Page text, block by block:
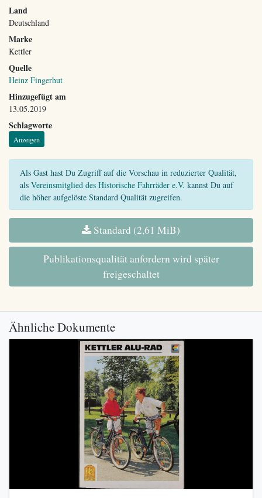
Land
Deutschland
Marke
Kettler
Quelle
Heinz Fingerhut
Hinzugefügt am
13.05.2019
Schlagworte
Anzeigen
Als Gast hast Du Zugriff auf die Vorschau in reduzierter Qualität,
als Vereinsmitglied des Historische Fahrräder e.V. kannst Du auf
die höher aufgelöste Standard Qualität zugreifen.
Standard (2,61 MiB)
Publikationsqualität anfordern wird später
freigeschaltet
Ähnliche Dokumente